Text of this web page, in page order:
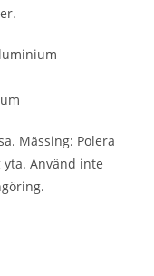
Mässing: Polera
Använd inte